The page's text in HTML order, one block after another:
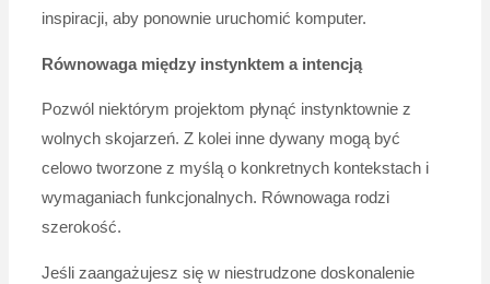
inspiracji, aby ponownie uruchomić komputer.
Równowaga między instynktem a intencją
Pozwól niektórym projektom płynąć instynktownie z
wolnych skojarzeń. Z kolei inne dywany mogą być
celowo tworzone z myślą o konkretnych kontekstach i
wymaganiach funkcjonalnych. Równowaga rodzi
szerokość.
Jeśli zaangażujesz się w niestrudzone doskonalenie